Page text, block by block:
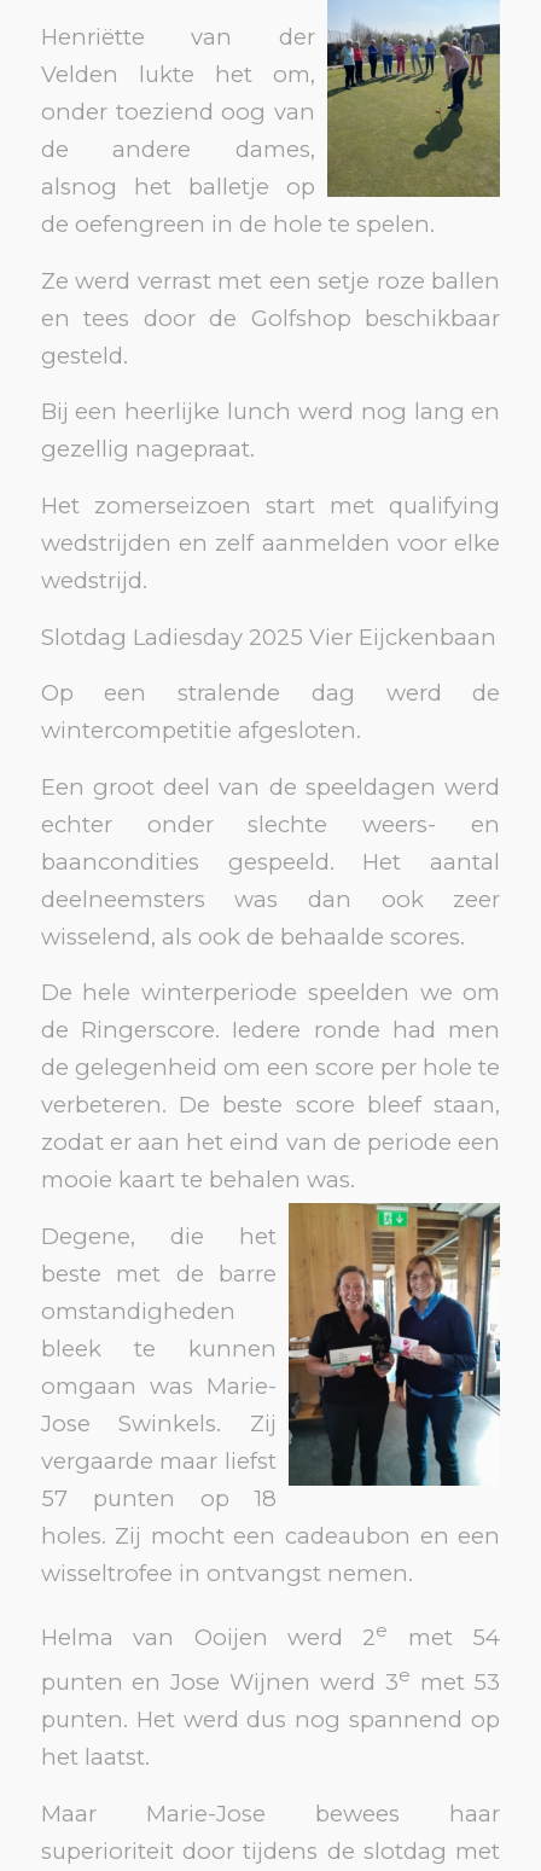
Henriëtte van der
Velden lukte het om,
onder toeziend oog van
de andere dames,
alsnog het balletje op
de oefengreen in de hole te spelen.
Ze werd verrast met een setje roze ballen
en tees door de Golfshop beschikbaar
gesteld.
Bij een heerlijke lunch werd nog lang en
gezellig nagepraat.
Het zomerseizoen start met qualifying
wedstrijden en zelf aanmelden voor elke
wedstrijd.
Slotdag Ladiesday 2025 Vier Eijckenbaan
Op een stralende dag werd de
wintercompetitie afgesloten.
Een groot deel van de speeldagen werd
echter onder slechte weers- en
baancondities gespeeld. Het aantal
deelneemsters was dan ook zeer
wisselend, als ook de behaalde scores.
De hele winterperiode speelden we om
de Ringerscore. Iedere ronde had men
de gelegenheid om een score per hole te
verbeteren. De beste score bleef staan,
zodat er aan het eind van de periode een
mooie kaart te behalen was.
Degene, die het
beste met de barre
omstandigheden
bleek te kunnen
omgaan was Marie-
Jose Swinkels. Zij
vergaarde maar liefst
57 punten op 18
holes. Zij mocht een cadeaubon en een
wisseltrofee in ontvangst nemen.
Helma van Ooijen werd 2e
met 54
punten en Jose Wijnen werd 3e met 53
punten. Het werd dus nog spannend op
het laatst.
Maar Marie-Jose bewees haar
superioriteit door tijdens de slotdag met